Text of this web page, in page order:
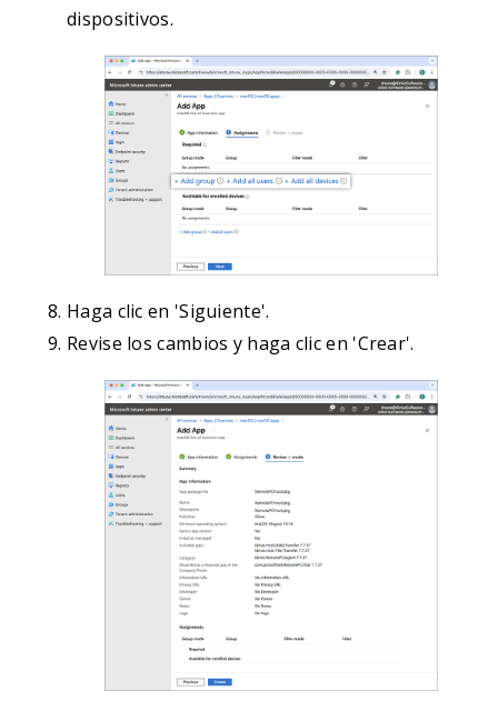
dispositivos.
Haga clic en 'Siguiente'.
Revise los cambios y haga clic en 'Crear'.